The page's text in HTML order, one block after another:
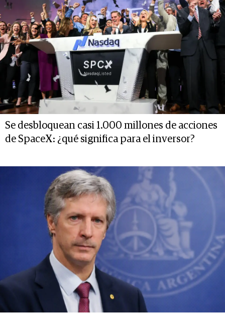
Se desbloquean casi 1.000 millones de acciones
de SpaceX: ¿qué significa para el inversor?